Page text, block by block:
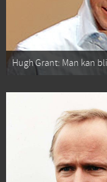
Hugh Grant: Man kan